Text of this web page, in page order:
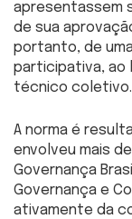
apresentassem
de sua
portanto, de
participativa, ao
técnico coletivo.
A norma é
envolveu mais
Governança
Governança e
ativamente da